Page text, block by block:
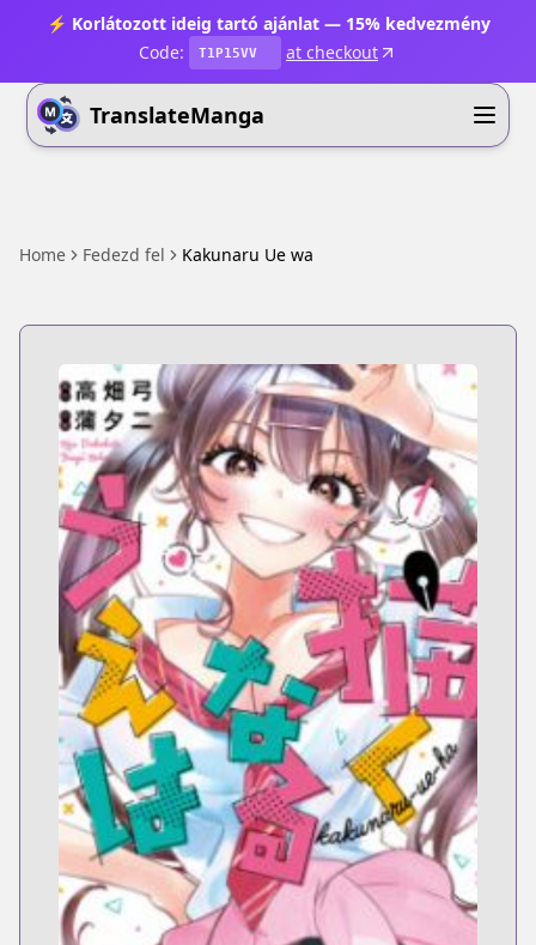
⚡ Korlátozott ideig tartó ajánlat — 15% kedvezmény
Code:
T1P15VV at checkout
TranslateManga
Home Fedezd fel Kakunaru Ue wa